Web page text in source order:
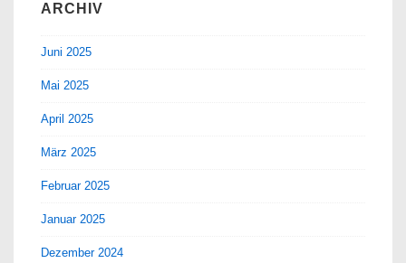
ARCHIV
Juni 2025
Mai 2025
April 2025
März 2025
Februar 2025
Januar 2025
Dezember 2024